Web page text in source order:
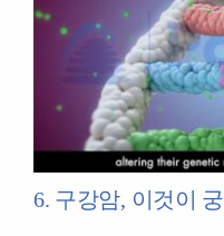
6. 구강암, 이것이